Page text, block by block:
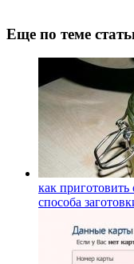
Еще по теме
как
способа